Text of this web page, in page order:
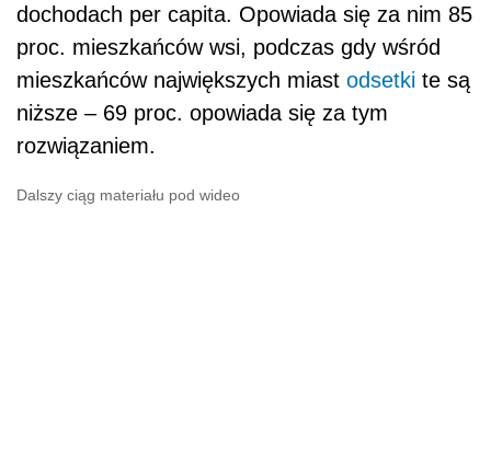
dochodach per capita. Opowiada się za nim 85
proc. mieszkańców wsi, podczas gdy wśród
mieszkańców największych miast odsetki te są
niższe – 69 proc. opowiada się za tym
rozwiązaniem.
Dalszy ciąg materiału pod wideo